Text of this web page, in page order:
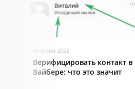
04 июня 2022
Верифицировать контакт в
Вайбере: что это значит